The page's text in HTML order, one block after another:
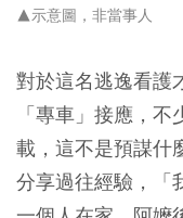
▲示意圖，非當事人
對於這名逃逸看護
「專車」接應，
載，這不是預謀什
分享過往經驗，「